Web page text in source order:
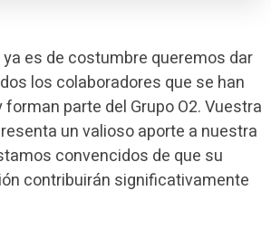
es de costumbre queremos dar
los colaboradores que se han
parte del Grupo O2. Vuestra
un valioso aporte a nuestra
convencidos de que su
contribuirán significativamente